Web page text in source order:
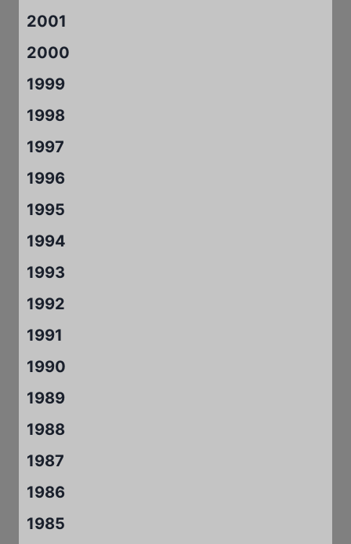
2001
2000
1999
1998
1997
1996
1995
1994
1993
1992
1991
1990
1989
1988
1987
1986
1985